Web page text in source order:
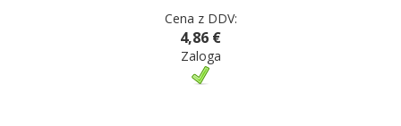
Cena z DDV:
4,86 €
Zaloga